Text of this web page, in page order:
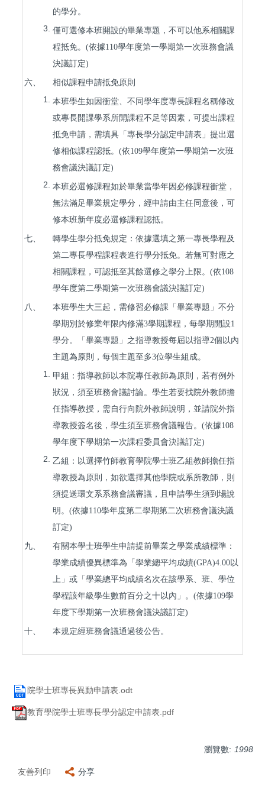
的學分。
3. 僅可選修本班開設的畢業專題，不可以他系相關課
程抵免。(依據110學年度第一學期第一次班務會議
決議訂定)
六、 相似課程申請抵免原則
1.
本班學生如因衝堂、不同學年度專長課程名稱修改
或專長開課學系所開課程不足等因素，可提出課程
抵免申請，需填具「專長學分認定申請表」提出選
修相似課程認抵。(依109學年度第一學期第一次班
務會議決議訂定)
2. 本班必選修課程如於畢業當學年因必修課程衝堂，
無法滿足畢業規定學分，經申請由主任同意後，可
修本班新年度必選修課程認抵。
七、
轉學生學分抵免規定：依據選填之第一專長學程及
第二專長學程課程表進行學分抵免。若無可對應之
相關課程，可認抵至其餘選修之學分上限。(依108
學年度第二學期第一次班務會議決議訂定)
八、
本班學生大三起，需修習必修課「畢業專題」不分
學期別於修業年限內修滿3學期課程，每學期開設1
學分。「畢業專題」之指導教授每屆以指導2個以內
主題為原則，每個主題至多3位學生組成。
1.
甲組：指導教師以本院專任教師為原則，若有例外
狀況，須至班務會議討論。學生若要找院外教師擔
任指導教授，需自行向院外教師說明，並請院外指
導教授簽名後，學生須至班務會議報告。 (依據108
學年度下學期第一次課程委員會決議訂定)
2. 乙組：以選擇竹師教育學院學士班乙組教師擔任指
導教授為原則，如欲選擇其他學院或系所教師，則
須提送環文系系務會議審議，且申請學生須到場說
明。(依據110學年度第二學期第二次班務會議決議
訂定)
九、
有關本學士班學生申請提前畢業之學業成績標準：
學業成績優異標準為「學業總平均成績(GPA)4.00以
上」或「學業總平均成績名次在該學系、班、學位
學程該年級學生數前百分之十以內」。 (依據109學
年度下學期第一次班務會議決議訂定)
十、 本規定經班務會議通過後公告。
院學士班專長異動申請表.odt
教育學院學士班專長學分認定申請表.pdf
瀏覽數: 1998
友善列印 分享